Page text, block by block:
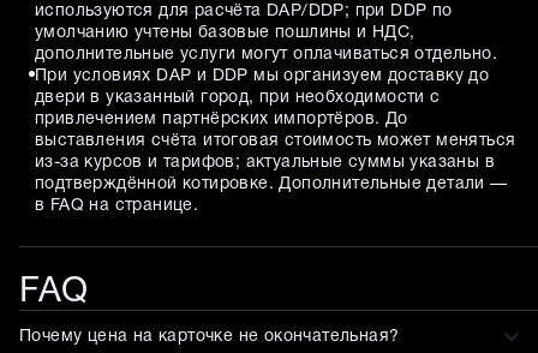
используются для расчёта DAP/DDP; при DDP по
умолчанию учтены базовые пошлины и НДС,
дополнительные услуги могут оплачиваться отдельно.
При условиях DAP и DDP мы организуем доставку до
двери в указанный город, при необходимости с
привлечением партнёрских импортёров. До
выставления счёта итоговая стоимость может меняться
из-за курсов и тарифов; актуальные суммы указаны в
подтверждённой котировке. Дополнительные детали —
в FAQ на странице.
FAQ
Почему цена на карточке не окончательная?